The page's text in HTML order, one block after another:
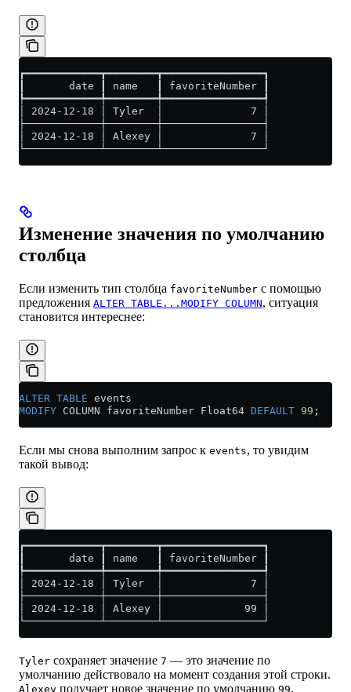
┏━━━━━━━━━━━━┳━━━━━━━━┳━━━━━━━━━━━━━━━━┓
┃       date ┃ name   ┃ favoriteNumber ┃
┡━━━━━━━━━━━━╇━━━━━━━━╇━━━━━━━━━━━━━━━━┩
│ 2024-12-18 │ Tyler  │              7 │
├────────────┼────────┼────────────────┤
│ 2024-12-18 │ Alexey │              7 │
└────────────┴────────┴────────────────┘
Изменение значения по умолчанию
столбца
Если изменить тип столбца favoriteNumber с помощью
предложения ALTER TABLE...MODIFY COLUMN, ситуация
становится интереснее:
ALTER TABLE events
MODIFY COLUMN favoriteNumber Float64 DEFAULT 99 ;
Если мы снова выполним запрос к events, то увидим
такой вывод:
┏━━━━━━━━━━━━┳━━━━━━━━┳━━━━━━━━━━━━━━━━┓
┃       date ┃ name   ┃ favoriteNumber ┃
┡━━━━━━━━━━━━╇━━━━━━━━╇━━━━━━━━━━━━━━━━┩
│ 2024-12-18 │ Tyler  │              7 │
├────────────┼────────┼────────────────┤
│ 2024-12-18 │ Alexey │             99 │
└────────────┴────────┴────────────────┘
Tyler сохраняет значение 7 — это значение по
умолчанию действовало на момент создания этой строки.
Alexey получает новое значение по умолчанию 99,